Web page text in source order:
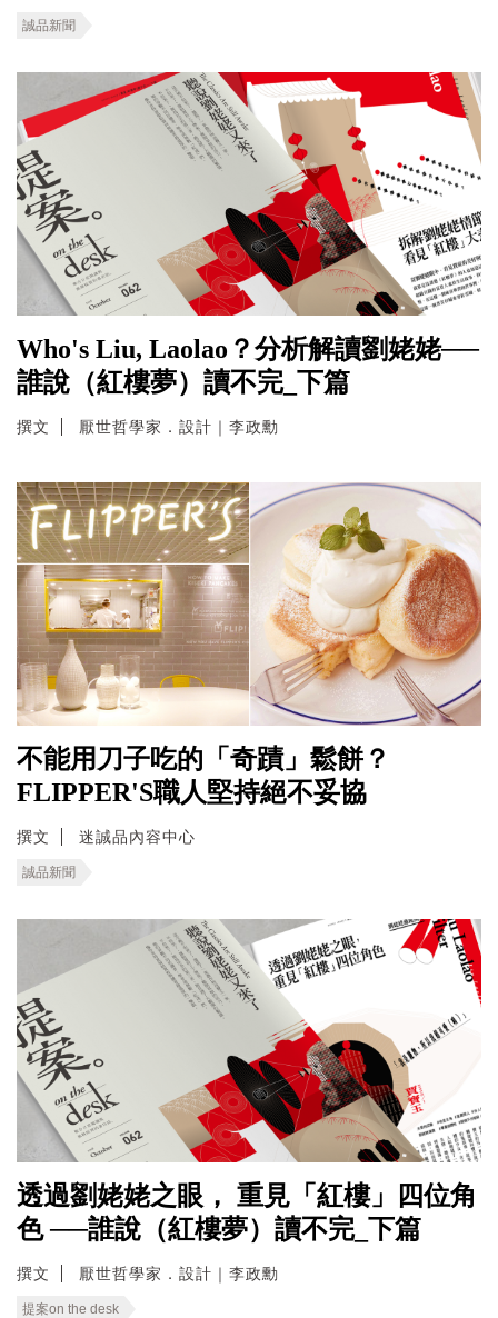
誠品新聞
Who's Liu, Laolao？分析解讀劉姥姥──
誰說（紅樓夢）讀不完_下篇
撰文 厭世哲學家．設計｜李政勳
不能用刀子吃的「奇蹟」鬆餅？
FLIPPER'S職人堅持絕不妥協
撰文 迷誠品內容中心
誠品新聞
透過劉姥姥之眼， 重見「紅樓」四位角
色 ──誰說（紅樓夢）讀不完_下篇
撰文 厭世哲學家．設計｜李政勳
提案on the desk